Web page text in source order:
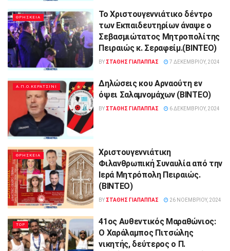
ΘΡΗΣΚΕΙΑ
Το Χριστουγεννιάτικο δέντρο
των Εκπαιδευτηρίων άναψε ο
Σεβασμιώτατος Μητροπολίτης
Πειραιώς κ. Σεραφείμ.(ΒΙΝΤΕΟ)
BY ΣΤΑΘΗΣ ΓΊΑΠΑΠΠΑΣ 7 ΔΕΚΕΜΒΡΊΟΥ, 2024
Α.Π.Ο.ΚΕΡΑΤΣΙΝΙ
Δηλώσεις κου Αρναούτη εν
όψει Σαλαμνομάχων (ΒΙΝΤΕΟ)
BY ΣΤΑΘΗΣ ΓΊΑΠΑΠΠΑΣ 6 ΔΕΚΕΜΒΡΊΟΥ, 2024
ΘΡΗΣΚΕΙΑ
Χριστουγεννιάτικη
Φιλανθρωπική Συναυλία από την
Ιερά Μητρόπολη Πειραιώς.
(ΒΙΝΤΕΟ)
BY ΣΤΑΘΗΣ ΓΊΑΠΑΠΠΑΣ 26 ΝΟΕΜΒΡΊΟΥ, 2024
TOP
41ος Αυθεντικός Μαραθώνιος:
Ο Χαράλαμπος Πιτσώλης
νικητής, δεύτερος ο Π.